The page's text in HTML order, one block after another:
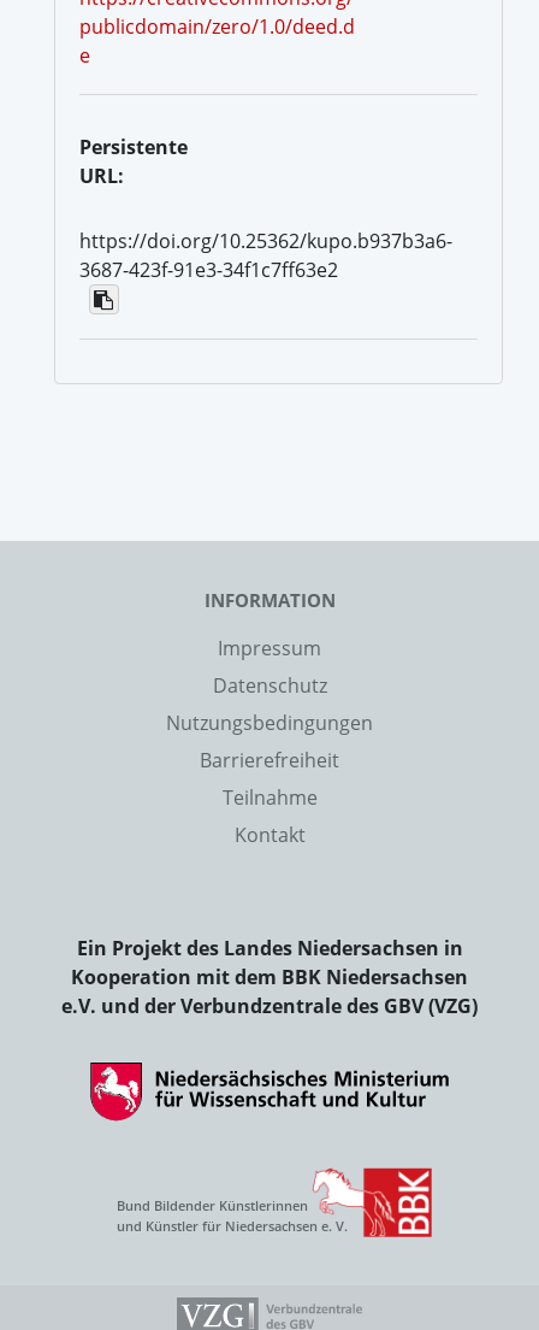
publicdomain/zero/1.0/deed.d
e
Persistente
URL:
https://doi.org/10.25362/kupo.b937b3a6-
3687-423f-91e3-34f1c7ff63e2
INFORMATION
Impressum
Datenschutz
Nutzungsbedingungen
Barrierefreiheit
Teilnahme
Kontakt
Ein Projekt des Landes Niedersachsen in
Kooperation mit dem BBK Niedersachsen
e.V. und der Verbundzentrale des GBV (VZG)
Bund Bildender Künstlerinnen
und Künstler für Niedersachsen e. V.